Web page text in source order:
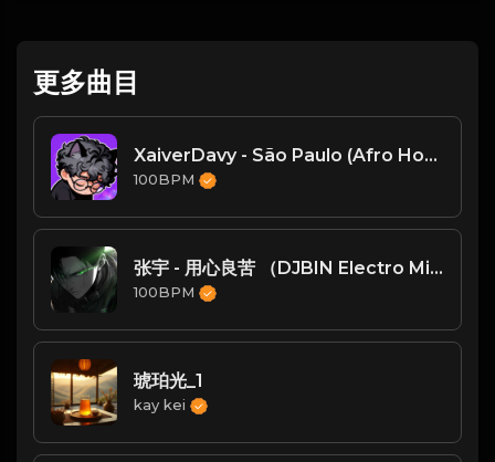
更多曲目
XaiverDavy - São Paulo (Afro House Remix)
100BPM
张宇 - 用心良苦 （DJBIN Electro Mix ）
100BPM
琥珀光_1
kay kei